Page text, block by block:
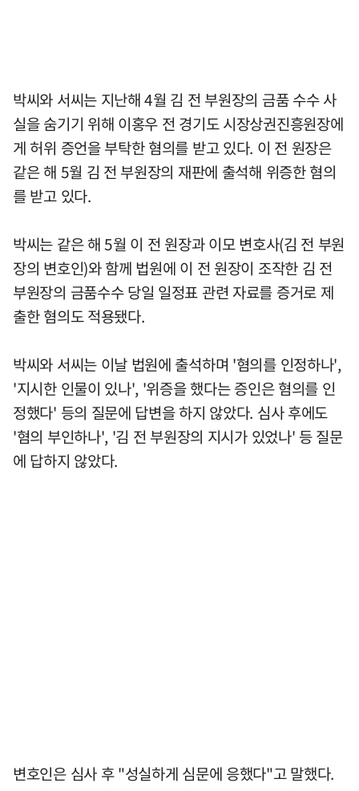
박씨와 서씨는 지난해 4월 김 전 부원장의 금품 수수 사
실을 숨기기 위해 이홍우 전 경기도 시장상권진흥원장에
게 허위 증언을 부탁한 혐의를 받고 있다. 이 전 원장은
같은 해 5월 김 전 부원장의 재판에 출석해 위증한 혐의
를 받고 있다.
박씨는 같은 해 5월 이 전 원장과 이모 변호사(김 전 부원
장의 변호인)와 함께 법원에 이 전 원장이 조작한 김 전
부원장의 금품수수 당일 일정표 관련 자료를 증거로 제
출한 혐의도 적용됐다.
박씨와 서씨는 이날 법원에 출석하며 '혐의를 인정하나',
'지시한 인물이 있나', '위증을 했다는 증인은 혐의를 인
정했다' 등의 질문에 답변을 하지 않았다. 심사 후에도
'혐의 부인하나', '김 전 부원장의 지시가 있었나' 등 질문
에 답하지 않았다.
변호인은 심사 후 "성실하게 심문에 응했다"고 말했다.